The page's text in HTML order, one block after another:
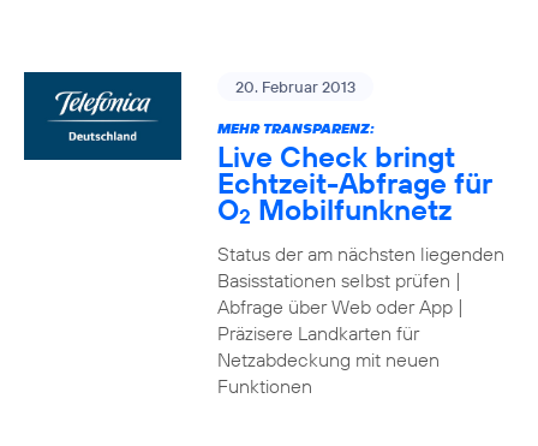
20. Februar 2013
MEHR TRANSPARENZ:
Live Check bringt
Echtzeit-Abfrage für
O2 Mobilfunknetz
Status der am nächsten liegenden
Basisstationen selbst prüfen |
Abfrage über Web oder App |
Präzisere Landkarten für
Netzabdeckung mit neuen
Funktionen